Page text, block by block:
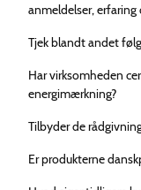
anmeldelser, erfaring
Tjek blandt andet
Har virksomheden
energimærkning?
Tilbyder de
Er produkterne